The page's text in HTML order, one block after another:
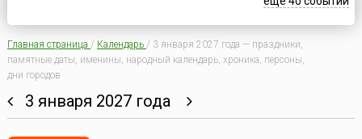
Главная страница / Календарь / 3 января 2027 года — праздники,
памятные даты, именины, народный календарь, хроника, персоны,
дни городов
3 января 2027 года